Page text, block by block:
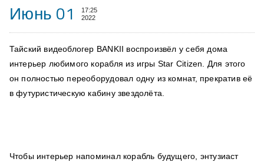
Июнь 01
17:25
2022
Тайский видеоблогер BANKII воспроизвёл у себя дома
интерьер любимого корабля из игры Star Citizen. Для этого
он полностью переоборудовал одну из комнат, прекратив её
в футуристическую кабину звездолёта.
Чтобы интерьер напоминал корабль будущего, энтузиаст